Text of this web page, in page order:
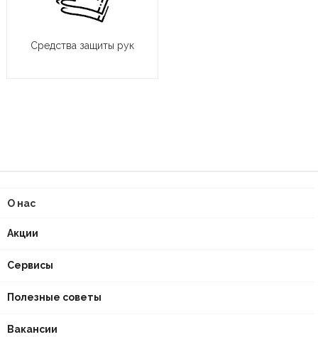
Средства защиты рук
О нас
Акции
Сервисы
Полезные советы
Вакансии